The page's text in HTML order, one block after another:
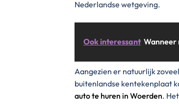
Nederlandse wetgeving.
Ook interessant Wanneer
Aangezien er natuurlijk
buitenlandse kentekenplaat
auto te huren in Woerden.